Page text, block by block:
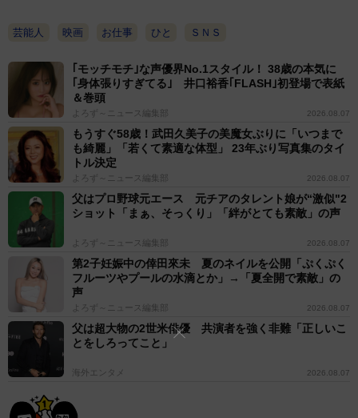
芸能人 映画 お仕事 ひと ＳＮＳ
｢モッチモチ｣な声優界No.1スタイル！ 38歳の本気に
｢身体張りすぎてる｣ 井口裕香｢FLASH｣初登場で表紙
＆巻頭
よろず～ニュース編集部 2026.08.07
もうすぐ58歳！武田久美子の美魔女ぶりに「いつまで
も綺麗」「若くて素適な体型」 23年ぶり写真集のタイ
トル決定
よろず～ニュース編集部 2026.08.07
父はプロ野球元エース 元チアのタレント娘が“激似"2
ショット「まぁ、そっくり」「絆がとても素敵」の声
よろず～ニュース編集部 2026.08.07
第2子妊娠中の倖田來未 夏のネイルを公開「ぷくぷく
フルーツやプールの水滴とか」→「夏全開で素敵」の
声
よろず～ニュース編集部 2026.08.07
父は超大物の2世米俳優 共演者を強く非難「正しいこ
とをしろってこと」
海外エンタメ 2026.08.07